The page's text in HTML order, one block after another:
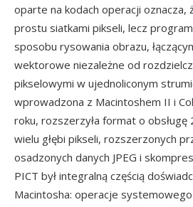
oparte na kodach operacji oznacza,
prostu siatkami pikseli, lecz
sposobu rysowania obrazu,
wektorowe niezależne od
pikselowymi w ujednoliconym
wprowadzona z Macintoshem II i
roku, rozszerzyła format o
wielu głębi pikseli, rozszerzonych
osadzonych danych JPEG i
PICT był integralną częścią
Macintosha: operacje